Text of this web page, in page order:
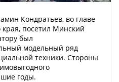
Кондратьев, во главе
края, посетил Минский
был
модельный ряд
техники. Стороны
годы.